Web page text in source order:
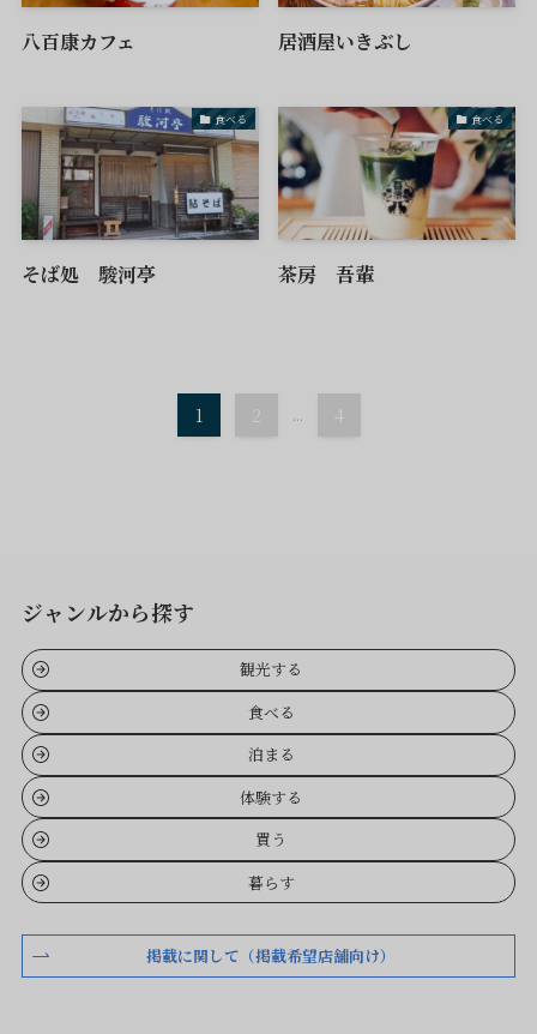
八百康カフェ 居酒屋いきぶし
食べる
そば処 駿河亭
食べる
茶房 吾輩
1 2 ... 4
ジャンルから探す
観光する
食べる
泊まる
体験する
買う
暮らす
掲載に関して（掲載希望店舗向け）